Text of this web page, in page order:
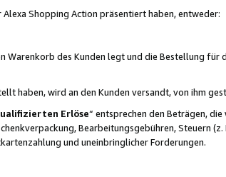
Shopping Action präsentiert haben, entweder:
des Kunden legt und die Bestellung für
haben, wird an den Kunden versandt, von ihm
Erlöse“ entsprechen den Beträgen,
Bearbeitungsgebühren, Steuern
und uneinbringlicher Forderungen.